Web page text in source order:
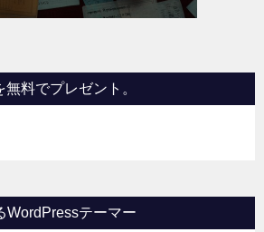
料でプレゼント。
WordPressテーマー